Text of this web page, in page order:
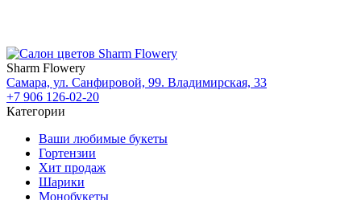
Sharm Flowery
Самара, ул. Санфировой, 99. Владимирская, 33
+7 906 126-02-20
Категории
Ваши любимые букеты
Гортензии
Хит продаж
Шарики
Монобукеты